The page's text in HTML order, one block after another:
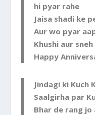
hi pyar rahe
Jaisa shadi ke
Aur wo pyar
Khushi aur
Happy
Jindagi ki Kuch
Saalgirha par
Bhar de rang jo